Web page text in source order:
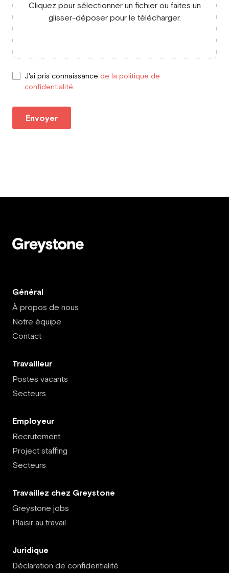
Cliquez pour sélectionner un fichier ou faites un
glisser-déposer pour le télécharger.
J'ai pris connaissance de la politique de
confidentialité
Envoyer
Général
À propos de nous
Notre équipe
Contact
Travailleur
Postes vacants
Secteurs
Employeur
Recrutement
Project staffing
Secteurs
Travaillez chez Greystone
Greystone jobs
Plaisir au travail
Juridique
Déclaration de confidentialité